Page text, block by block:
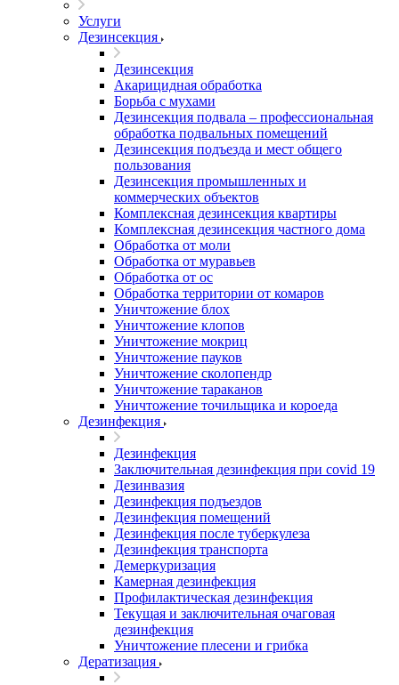
Услуги
Дезинсекция
Дезинсекция
Акарицидная обработка
Борьба с мухами
Дезинсекция подвала – профессиональная
обработка подвальных помещений
Дезинсекция подъезда и мест общего
пользования
Дезинсекция промышленных и
коммерческих объектов
Комплексная дезинсекция квартиры
Комплексная дезинсекция частного дома
Обработка от моли
Обработка от муравьев
Обработка от ос
Обработка территории от комаров
Уничтожение блох
Уничтожение клопов
Уничтожение мокриц
Уничтожение пауков
Уничтожение сколопендр
Уничтожение тараканов
Уничтожение точильщика и короеда
Дезинфекция
Дезинфекция
Заключительная дезинфекция при covid 19
Дезинвазия
Дезинфекция подъездов
Дезинфекция помещений
Дезинфекция после туберкулеза
Дезинфекция транспорта
Демеркуризация
Камерная дезинфекция
Профилактическая дезинфекция
Текущая и заключительная очаговая
дезинфекция
Уничтожение плесени и грибка
Дератизация